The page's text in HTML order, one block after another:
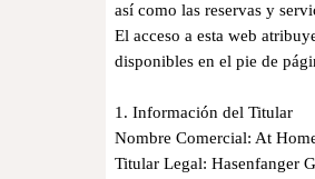
así como las reservas y
El acceso a esta web
disponibles en el pie de
1. Información del Titular
Nombre Comercial: At
Titular Legal: Hasenfanger